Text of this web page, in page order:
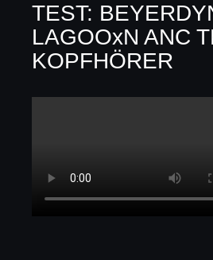
TEST:
LAGOOxN ANC
KOPFHÖRER